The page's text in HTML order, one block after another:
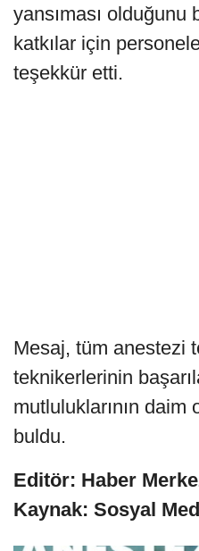
yansıması
katkılar için
teşekkür etti.
Mesaj, tüm anestezi
teknikerlerinin
mutluluklarının daim
buldu.
Editör: Haber
Kaynak: Sosyal